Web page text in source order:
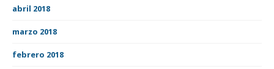
abril 2018
marzo 2018
febrero 2018